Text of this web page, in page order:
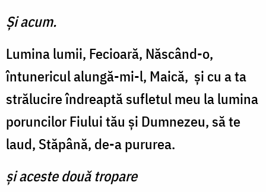
Şi acum.
Lumina lumii, Fecioară, Născând-o,
întunericul alungă-mi-l, Maică, şi cu a ta
strălucire îndreaptă sufletul meu la lumina
poruncilor Fiului tău şi Dumnezeu, să te
laud, Stăpână, de-a pururea.
şi aceste două tropare